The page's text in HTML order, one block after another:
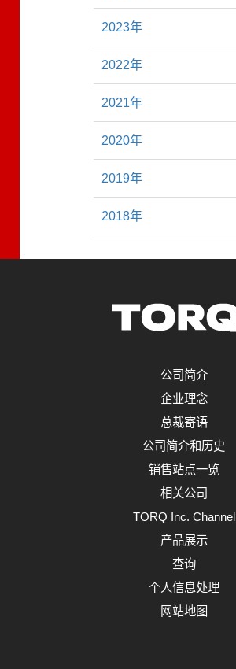
2023年
2022年
2021年
2020年
2019年
2018年
公司简介
企业理念
总裁寄语
公司简介和历史
销售站点一览
相关公司
TORQ Inc. Channel
产品展示
查询
个人信息处理
网站地图